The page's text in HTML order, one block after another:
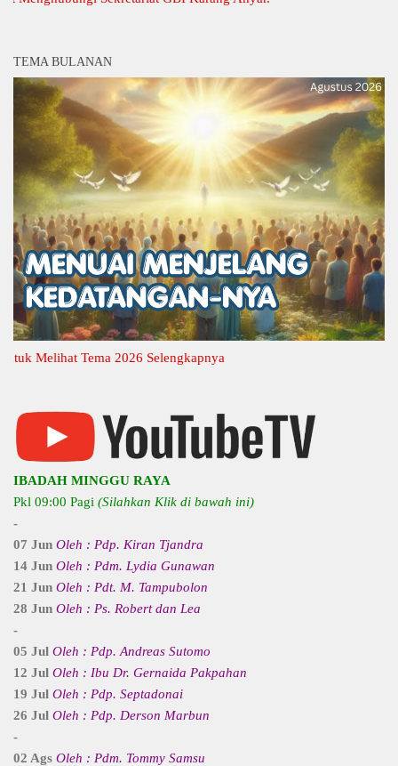
TEMA BULANAN
Tema 2026 Selengkapnya
IBADAH MINGGU RAYA
Pkl 09:00 Pagi (Silahkan Klik di bawah ini)
-
07 Jun Oleh : Pdp. Kiran Tjandra
14 Jun Oleh : Pdm. Lydia Gunawan
21 Jun Oleh : Pdt. M. Tampubolon
28 Jun Oleh : Ps. Robert dan Lea
-
05 Jul Oleh : Pdp. Andreas Sutomo
12 Jul Oleh : Ibu Dr. Gernaida Pakpahan
19 Jul Oleh : Pdp. Septadonai
26 Jul Oleh : Pdp. Derson Marbun
-
02 Ags Oleh : Pdm. Tommy Samsu